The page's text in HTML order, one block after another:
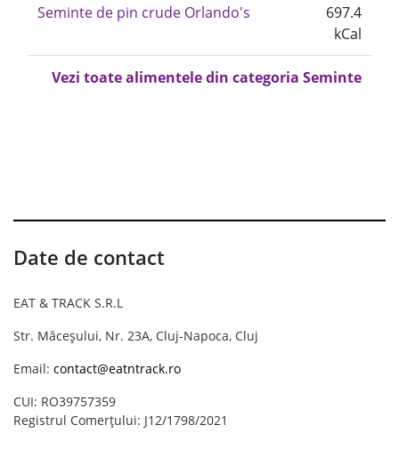
Seminte de pin crude Orlando's
697.4
kCal
Vezi toate alimentele din categoria Seminte
Date de contact
EAT & TRACK S.R.L
Str. Măceșului, Nr. 23A, Cluj-Napoca, Cluj
Email: contact@eatntrack.ro
CUI: RO39757359
Registrul Comerțului: J12/1798/2021